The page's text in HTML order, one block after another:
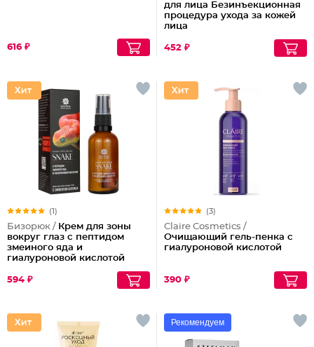
616 ₽
для лица Безинъекционная
процедура ухода за кожей
лица
452 ₽
(1)
Бизорюк / Крем для зоны
вокруг глаз с пептидом
змеиного яда и
гиалуроновой кислотой
594 ₽
(3)
Claire Cosmetics /
Очищающий гель-пенка с
гиалуроновой кислотой
390 ₽
Рекомендуем